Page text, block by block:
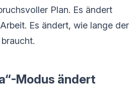
Plan. Es ändert
Es ändert, wie lange der
Modus ändert